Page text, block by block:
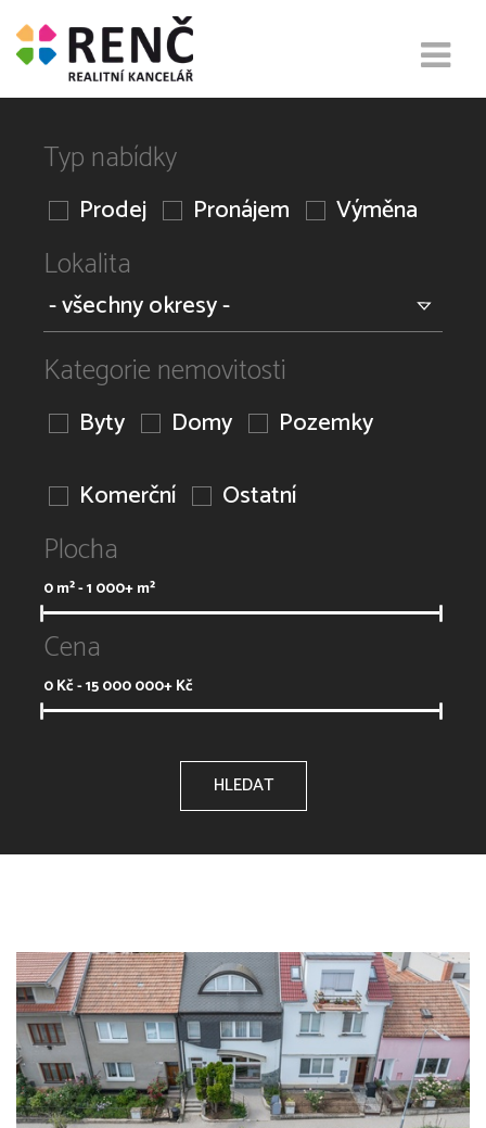
Typ nabídky
Prodej Pronájem Výměna
Lokalita
Kategorie nemovitosti
Byty Domy
Pozemky
Komerční
Ostatní
Plocha
0m² -1 000+m²
Cena
0Kč -15 000 000+Kč
HLEDAT